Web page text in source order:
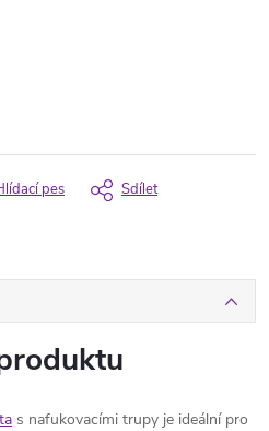
pes Sdílet
s nafukovacími trupy je ideální pro